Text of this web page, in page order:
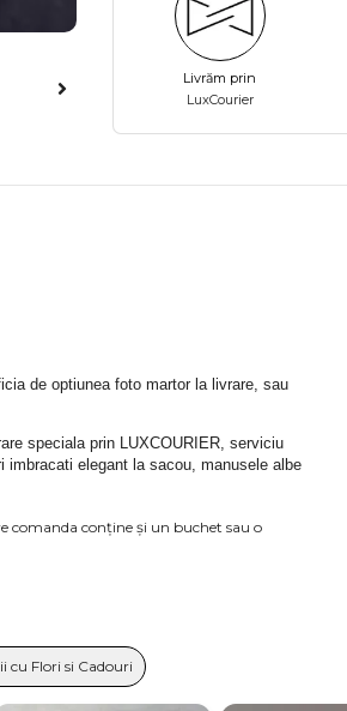
Livrăm prin
LuxCourier
de optiunea foto martor la livrare, sau
speciala prin LUXCOURIER, serviciu
imbracati elegant la sacou, manusele albe
comanda conține și un buchet sau o
cu Flori si Cadouri